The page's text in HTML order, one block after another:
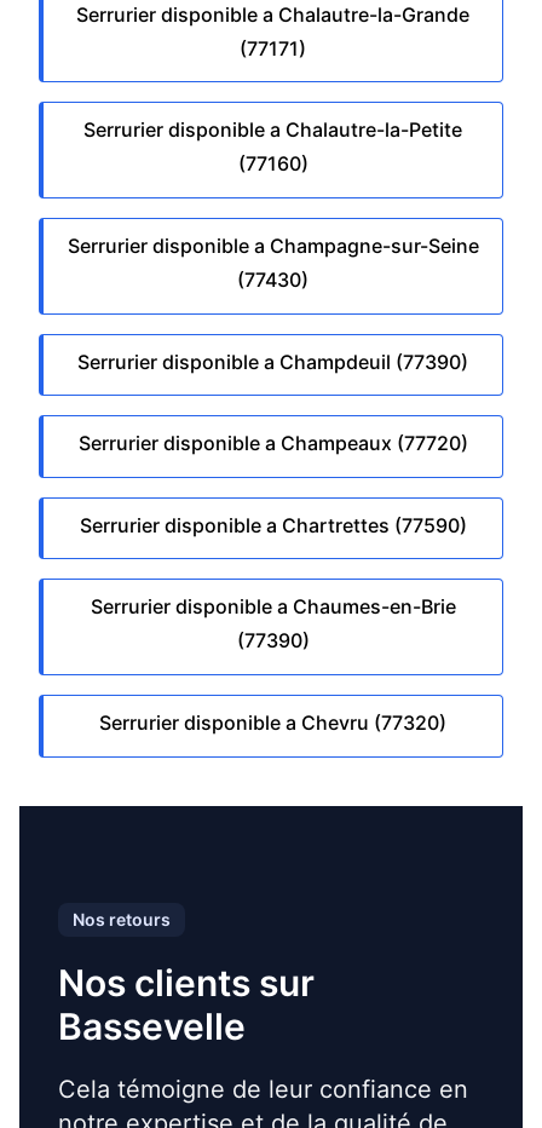
Serrurier disponible a Chalautre-la-Grande
(77171)
Serrurier disponible a Chalautre-la-Petite
(77160)
Serrurier disponible a Champagne-sur-Seine
(77430)
Serrurier disponible a Champdeuil (77390)
Serrurier disponible a Champeaux (77720)
Serrurier disponible a Chartrettes (77590)
Serrurier disponible a Chaumes-en-Brie
(77390)
Serrurier disponible a Chevru (77320)
Nos retours
Nos clients sur
Bassevelle
Cela témoigne de leur confiance en